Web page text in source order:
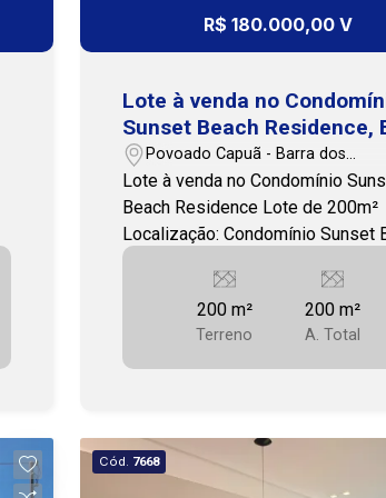
R$ 180.000,00 V
Lote à venda no
Sunset Beach Residence,
dos Coqueiros
Povoado Capuã - Barra dos
Coqueiros/SE
Lote à venda no Condomínio
Beach Residence Lote de 200m²
Localização: Condomínio Sunset
Residence, vizinho ao Condomínio
Características do Condomínio: Pé
areia com acesso privativo à praia
Clube completo com 2 piscinas 8
churrasqueiras Campo de futebol
Lagos Mirante com vista para o
Placas solares para energia
200 m²
Terreno
200 m²
A. Total
Cód. 7668